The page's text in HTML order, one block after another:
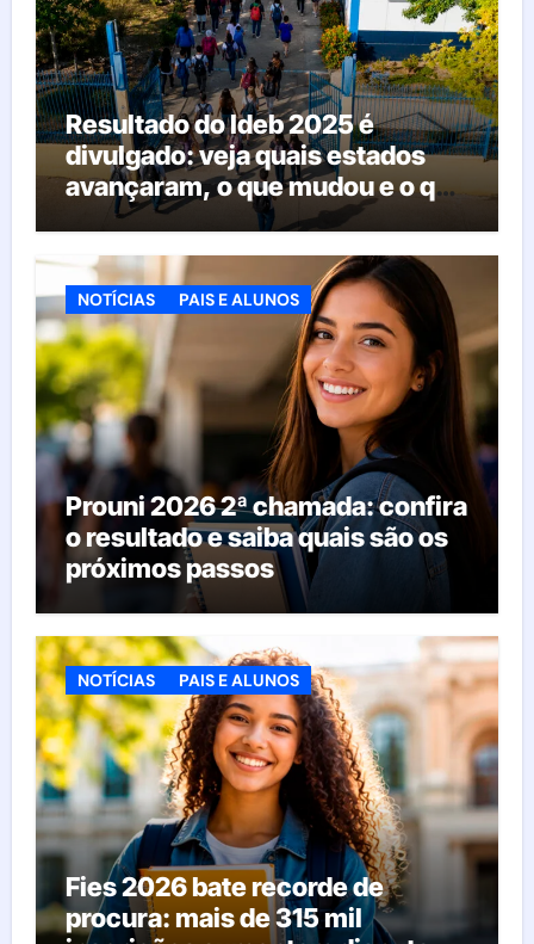
Resultado do Ideb 2025 é
divulgado: veja quais estados
avançaram, o que mudou e o que
esperar da educação brasileira
NOTÍCIAS PAIS E ALUNOS
Prouni 2026 2ª chamada: confira
o resultado e saiba quais são os
próximos passos
NOTÍCIAS PAIS E ALUNOS
Fies 2026 bate recorde de
procura: mais de 315 mil